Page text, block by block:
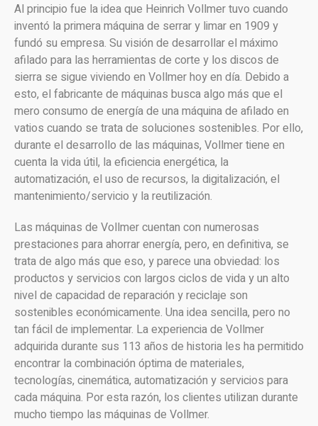
Al principio fue la idea que Heinrich Vollmer tuvo cuando
inventó la primera máquina de serrar y limar en 1909 y
fundó su empresa. Su visión de desarrollar el máximo
afilado para las herramientas de corte y los discos de
sierra se sigue viviendo en Vollmer hoy en día. Debido a
esto, el fabricante de máquinas busca algo más que el
mero consumo de energía de una máquina de afilado en
vatios cuando se trata de soluciones sostenibles. Por ello,
durante el desarrollo de las máquinas, Vollmer tiene en
cuenta la vida útil, la eficiencia energética, la
automatización, el uso de recursos, la digitalización, el
mantenimiento/servicio y la reutilización.
Las máquinas de Vollmer cuentan con numerosas
prestaciones para ahorrar energía, pero, en definitiva, se
trata de algo más que eso, y parece una obviedad: los
productos y servicios con largos ciclos de vida y un alto
nivel de capacidad de reparación y reciclaje son
sostenibles económicamente. Una idea sencilla, pero no
tan fácil de implementar. La experiencia de Vollmer
adquirida durante sus 113 años de historia les ha permitido
encontrar la combinación óptima de materiales,
tecnologías, cinemática, automatización y servicios para
cada máquina. Por esta razón, los clientes utilizan durante
mucho tiempo las máquinas de Vollmer.